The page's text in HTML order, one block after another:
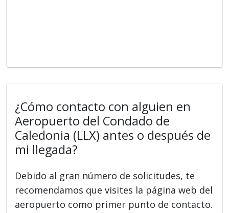
¿Cómo contacto con alguien en
Aeropuerto del Condado de
Caledonia (LLX) antes o después de
mi llegada?
Debido al gran número de solicitudes, te
recomendamos que visites la página web del
aeropuerto como primer punto de contacto.